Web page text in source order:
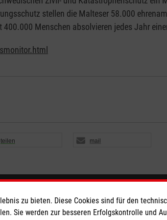
stellen die Malteser 58.000
Menschen absolvieren jedes Jahr
teilen mail
zu bieten. Diese Cookies sind für den
Sie werden zur besseren Erfolgskontrolle und